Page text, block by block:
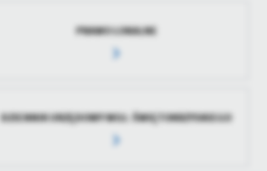
PRAWO LOKALNE
DZIENNIK URZĘDOWY WOJ. ŚWIĘTOKRZYSKIEGO